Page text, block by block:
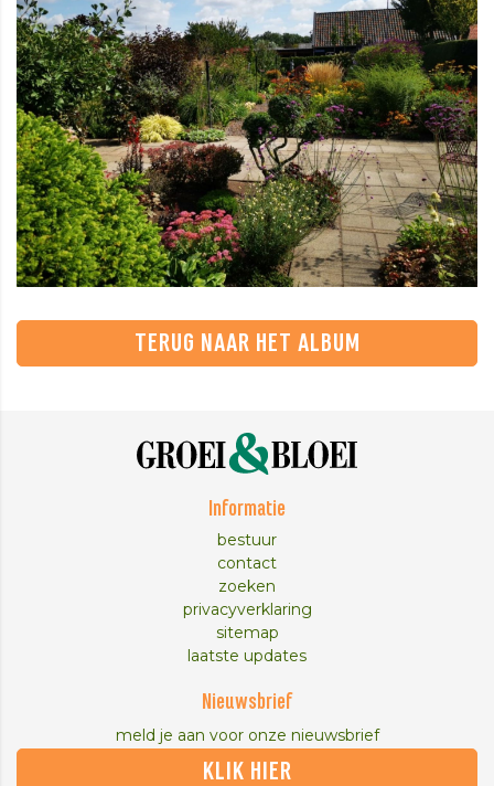
TERUG NAAR HET ALBUM
Informatie
bestuur
contact
zoeken
privacyverklaring
sitemap
laatste updates
Nieuwsbrief
meld je aan voor onze nieuwsbrief
KLIK HIER